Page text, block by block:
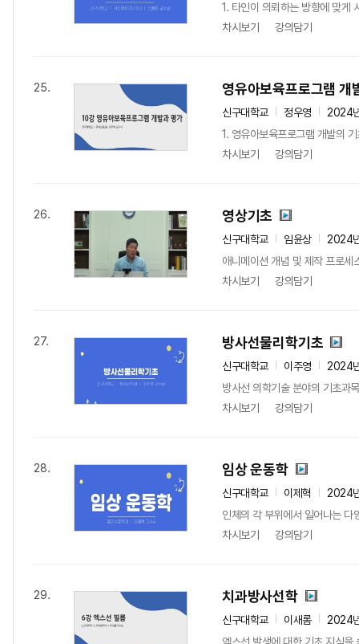
1. 타인이 의뢰하는 방향에 맞게
차시보기
강의담기
25. 영유아보육프로그램 개
신구대학교 정우영
2024
1. 영유아보육프로그램 개발의
차시보기
강의담기
26. 영상기초
신구대학교 임윤상
2024
애니메이션 개념 및 제작 프로세
차시보기
강의담기
27. 방사선물리학기초
신구대학교 이주영
2024
방사선 의학기술 분야의 기초과
차시보기
강의담기
28. 임상 운동학
신구대학교 이제혁
2024
인체의 각 부위에서 일어나는 다
차시보기
강의담기
29. 치과방사선학
신구대학교 이새롬
2024